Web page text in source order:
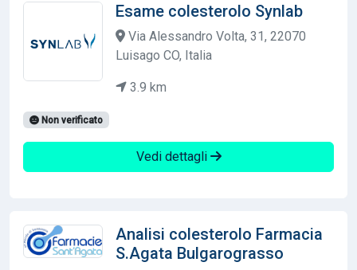
Esame colesterolo Synlab
Via Alessandro Volta, 31, 22070
Luisago CO, Italia
3.9 km
Non verificato
Vedi dettagli
Analisi colesterolo Farmacia
S.Agata Bulgarograsso